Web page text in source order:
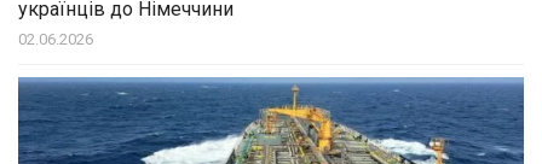
українців до Німеччини
02.06.2026